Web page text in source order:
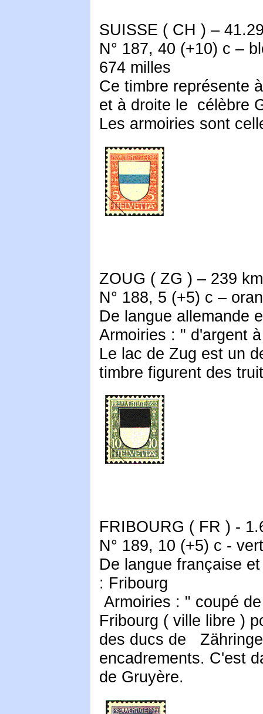
SUISSE ( CH ) –
N° 187, 40 (+10) c –
674 milles
Ce timbre représente
et à droite le célèbre
Les armoiries sont
ZOUG ( ZG ) – 239
N° 188, 5 (+5) c –
De langue allemande
Armoiries : " d'argent
Le lac de Zug est un
timbre figurent des
FRIBOURG ( FR ) -
N° 189, 10 (+5) c -
De langue française
: Fribourg
Armoiries : " coupé
Fribourg ( ville libre )
des ducs de
encadrements. C'est
de Gruyère.